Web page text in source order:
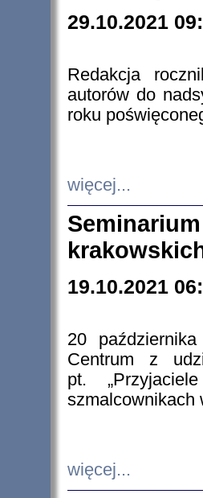
29.10.2021
Redakcja
autorów do
roku
więcej...
19.10.2021
20
Centrum z
pt.
szmalcownikach
więcej...